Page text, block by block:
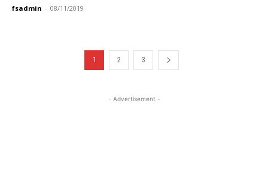
fsadmin - 08/11/2019
1 2 3
- Advertisement -